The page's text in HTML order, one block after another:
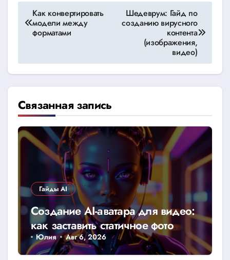
Навигация
по
Как конвертировать
модели между
форматами
Шедеврум: Гайд по
созданию вирусного
контента
(изображения,
видео)
Связанная запись
Гайды AI
Создание AI-аватара для видео:
как заставить статичное фото
говорить
Юлия Авг 6, 2026